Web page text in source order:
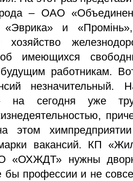
– ОАО
«Эврика» и
хозяйство
об имеющихся
работникам.
на сегодня уже
этом
вакансий. КП
«ОХЖДТ» нужны
бы профессии и не